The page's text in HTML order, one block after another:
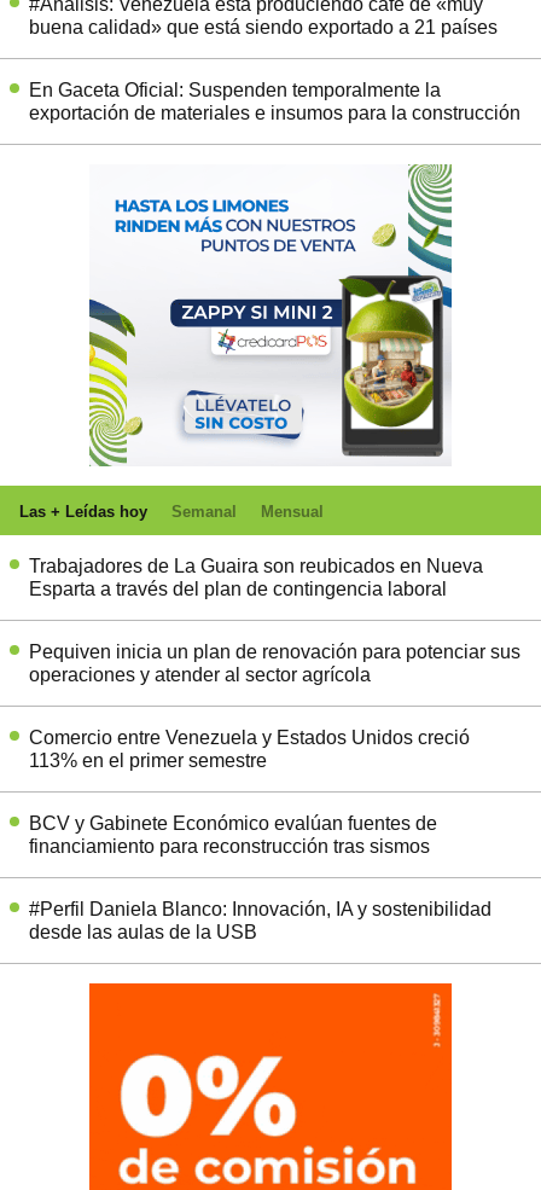
#Análisis: Venezuela está produciendo café de «muy
buena calidad» que está siendo exportado a 21 países
En Gaceta Oficial: Suspenden temporalmente la
exportación de materiales e insumos para la construcción
Las + Leídas hoy Semanal Mensual
Trabajadores de La Guaira son reubicados en Nueva
Esparta a través del plan de contingencia laboral
Pequiven inicia un plan de renovación para potenciar sus
operaciones y atender al sector agrícola
Comercio entre Venezuela y Estados Unidos creció
113% en el primer semestre
BCV y Gabinete Económico evalúan fuentes de
financiamiento para reconstrucción tras sismos
#Perfil Daniela Blanco: Innovación, IA y sostenibilidad
desde las aulas de la USB